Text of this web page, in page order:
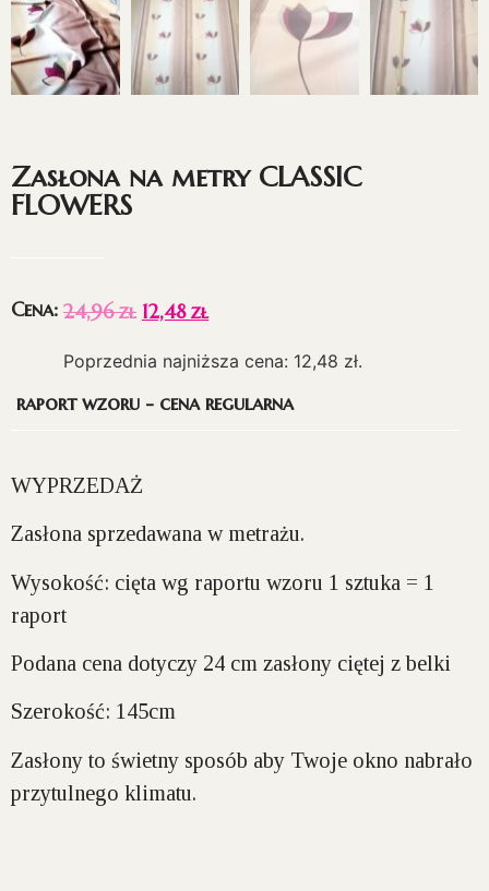
Zasłona na metry CLASSIC
FLOWERS
Cena: 24,96zł 12,48zł
Poprzednia najniższa cena: 12,48 zł.
raport wzoru - cena regularna
WYPRZEDAŻ
Zasłona sprzedawana w metrażu.
Wysokość: cięta wg raportu wzoru 1 sztuka = 1
raport
Podana cena dotyczy 24 cm zasłony ciętej z belki
Szerokość: 145cm
Zasłony to świetny sposób aby Twoje okno nabrało
przytulnego klimatu.